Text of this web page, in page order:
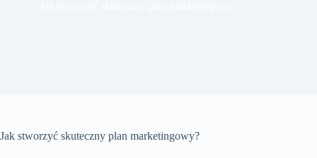
Jak stworzyć skuteczny plan marketingowy?